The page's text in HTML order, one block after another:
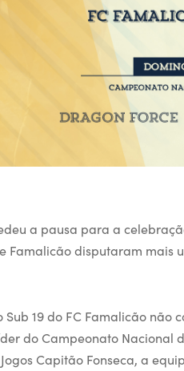
a pausa para a
Famalicão disputaram mais
19 do FC Famalicão não
do Campeonato Nacional
Capitão Fonseca, a